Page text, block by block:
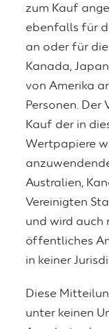
zum Kauf
ebenfalls für
an oder für die
Kanada,
von Amerika
Personen. Der
Kauf der in
Wertpapiere
Australien,
Vereinigten
und wird auch
öffentliches
in keiner
Diese
unter keinen